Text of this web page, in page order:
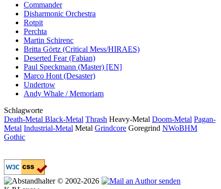
Commander
Disharmonic Orchestra
Rotpit
Perchta
Martin Schirenc
Britta Görtz (Critical Mess/HIRAES)
Deserted Fear (Fabian)
Paul Speckmann (Master) [EN]
Marco Hont (Desaster)
Undertow
Andy Whale / Memoriam
Schlagworte
Death-Metal Black-Metal Thrash Heavy-Metal Doom-Metal Pagan-
Metal Industrial-Metal Metal Grindcore Goregrind NWoBHM
Gothic
© 2002-2026